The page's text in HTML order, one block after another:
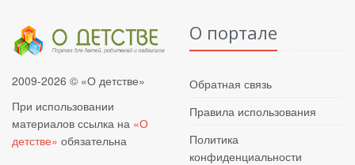
2009-2026 © «О детстве»
При использовании
материалов ссылка на «О
детстве» обязательна
О портале
Обратная связь
Правила использования
Политика
конфиденциальности